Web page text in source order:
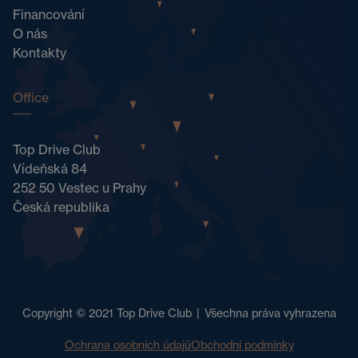
Financování
O nás
Kontakty
Office
Top Drive Club
Vídeňská 84
252 50 Vestec u Prahy
Česká republika
Copyright © 2021 Top Drive Club| Všechna práva vyhrazena
Ochrana osobních údajůObchodní podmínky